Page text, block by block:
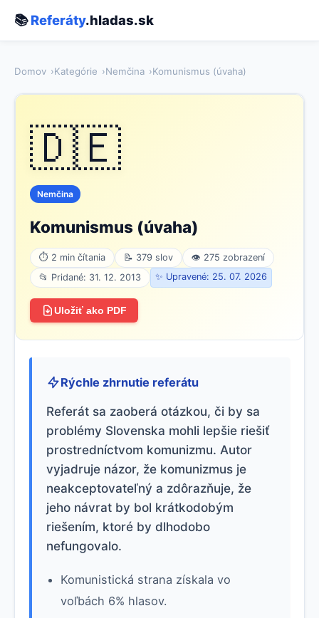
📚Referáty.hladas.sk
Domov Kategórie Nemčina Komunismus (úvaha)
🇩🇪
Nemčina
Komunismus (úvaha)
⏱ 2 min čítania 📝 379 slov
👁 275 zobrazení
📂 Pridané: 31. 12. 2013
✨ Upravené: 25. 07. 2026
Uložiť ako PDF
Rýchle zhrnutie referátu
Referát sa zaoberá otázkou, či by sa
problémy Slovenska mohli lepšie riešiť
prostredníctvom komunizmu. Autor
vyjadruje názor, že komunizmus je
neakceptovateľný a zdôrazňuje, že
jeho návrat by bol krátkodobým
riešením, ktoré by dlhodobo
nefungovalo.
Komunistická strana získala vo
voľbách 6% hlasov.